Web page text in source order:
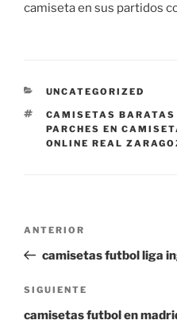
camiseta en sus partidos
CATEGORÍAS
UNCATEGORIZED
ETIQUETAS
CAMISETAS BARATAS
PARCHES EN
ONLINE REAL
entradas
Entrada
anterior:
ANTERIOR
camisetas futbol liga
Siguiente
entrada
SIGUIENTE
camisetas futbol en